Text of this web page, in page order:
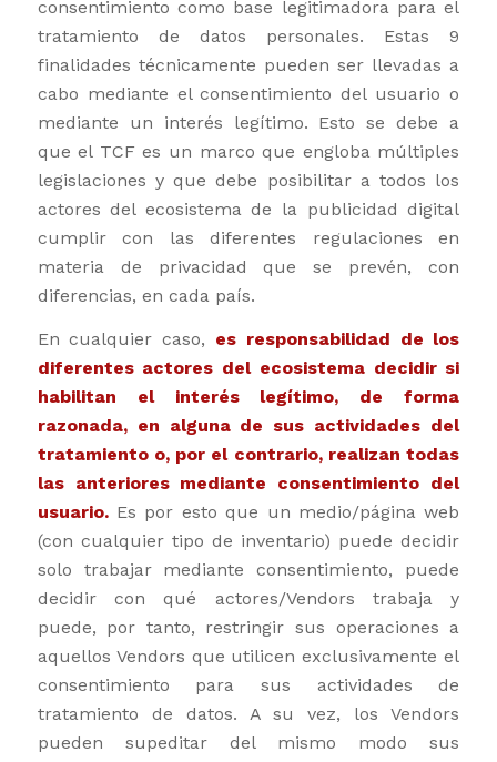
consentimiento como base legitimadora para el
tratamiento de datos personales. Estas 9
finalidades técnicamente pueden ser llevadas a
cabo mediante el consentimiento del usuario o
mediante un interés legítimo. Esto se debe a
que el TCF es un marco que engloba múltiples
legislaciones y que debe posibilitar a todos los
actores del ecosistema de la publicidad digital
cumplir con las diferentes regulaciones en
materia de privacidad que se prevén, con
diferencias, en cada país.
En cualquier caso, es responsabilidad de los
diferentes actores del ecosistema decidir si
habilitan el interés legítimo, de forma
razonada, en alguna de sus actividades del
tratamiento o, por el contrario, realizan todas
las anteriores mediante consentimiento del
usuario.Es por esto que un medio/página web
(con cualquier tipo de inventario) puede decidir
solo trabajar mediante consentimiento, puede
decidir con qué actores/Vendors trabaja y
puede, por tanto, restringir sus operaciones a
aquellos Vendors que utilicen exclusivamente el
consentimiento para sus actividades de
tratamiento de datos. A su vez, los Vendors
pueden supeditar del mismo modo sus